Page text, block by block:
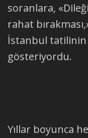
soranlara,
rahat
İstanbul tatilinin
gösteriyordu.
Yıllar boyunca